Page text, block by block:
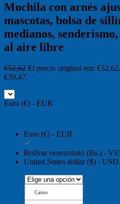
Mochila con arnés
mascotas, bolsa de
medianos,
al aire libre
€52,62 El precio original era: €52,62.
€39,47.
Euro (€) - EUR
Euro (€) - EUR
Bolívar venezolano (Bs.) -
United States dollar ($) - USD
Camo